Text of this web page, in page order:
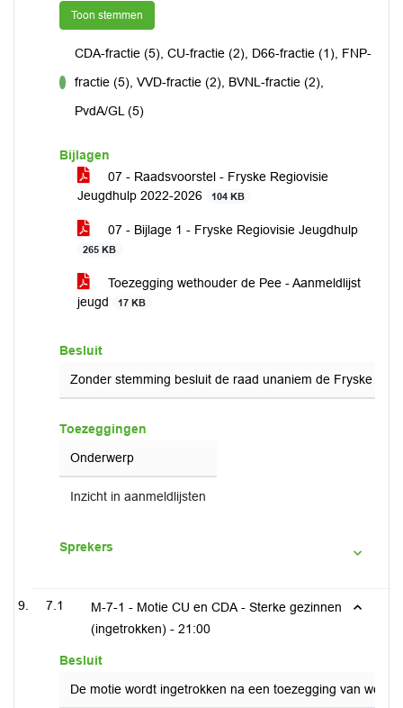
Toon stemmen
CDA-fractie (5), CU-fractie (2), D66-fractie (1), FNP-
fractie (5), VVD-fractie (2), BVNL-fractie (2),
PvdA/GL (5)
Bijlagen
07 - Raadsvoorstel - Fryske Regiovisie
Jeugdhulp 2022-2026
104 KB
07 - Bijlage 1 - Fryske Regiovisie Jeugdhulp
265 KB
Toezegging wethouder de Pee - Aanmeldlijst
jeugd
17 KB
Besluit
Zonder stemming besluit de raad unaniem de Fryske
Toezeggingen
Onderwerp
Inzicht in aanmeldlijsten
Sprekers
7.1
M-7-1 - Motie CU en CDA - Sterke gezinnen
(ingetrokken) - 21:00
Besluit
De motie wordt ingetrokken na een toezegging van